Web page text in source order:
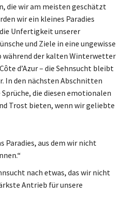
die wir am meisten geschätzt
wir ein kleines Paradies
Unfertigkeit unserer
und Ziele in eine ungewisse
während der kalten Winterwetter
d’Azur – die Sehnsucht bleibt
In den nächsten Abschnitten
die diesen emotionalen
Trost bieten, wenn wir geliebte
Paradies, aus dem wir nicht
nach etwas, das wir nicht
Antrieb für unsere